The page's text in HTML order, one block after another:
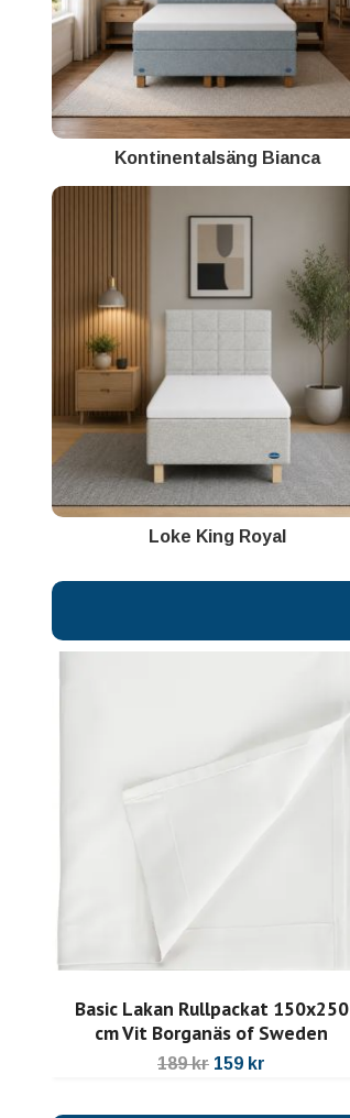
Kontinentalsäng Bianca
Loke King Royal
Basic Lakan Rullpackat 150x250
cm Vit Borganäs of Sweden
189 kr 159 kr